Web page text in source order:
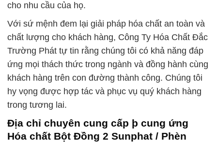
cho nhu cầu của họ.
Với sứ mệnh đem lại giải pháp hóa chất an toàn và
chất lượng cho khách hàng, Công Ty Hóa Chất Đắc
Trường Phát tự tin rằng chúng tôi có khả năng đáp
ứng mọi thách thức trong ngành và đồng hành cùng
khách hàng trên con đường thành công. Chúng tôi
hy vọng được hợp tác và phục vụ quý khách hàng
trong tương lai.
Địa chỉ chuyên cung cấp þ cung ứng
Hóa chất Bột Đồng 2 Sunphat / Phèn